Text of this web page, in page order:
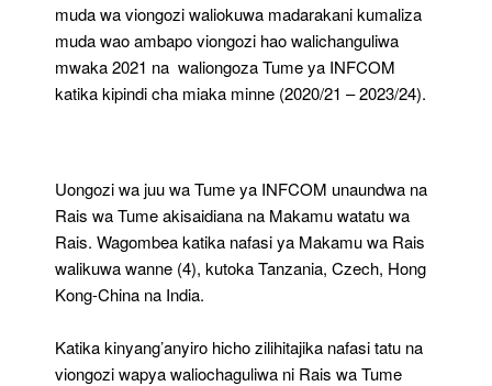
muda wa viongozi waliokuwa madarakani kumaliza
muda wao ambapo viongozi hao walichanguliwa
mwaka 2021 na waliongoza Tume ya INFCOM
katika kipindi cha miaka minne (2020/21 – 2023/24).
Uongozi wa juu wa Tume ya INFCOM unaundwa na
Rais wa Tume akisaidiana na Makamu watatu wa
Rais. Wagombea katika nafasi ya Makamu wa Rais
walikuwa wanne (4), kutoka Tanzania, Czech, Hong
Kong-China na India.
Katika kinyang’anyiro hicho zilihitajika nafasi tatu na
viongozi wapya waliochaguliwa ni Rais wa Tume